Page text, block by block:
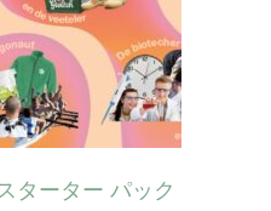
ターター パック